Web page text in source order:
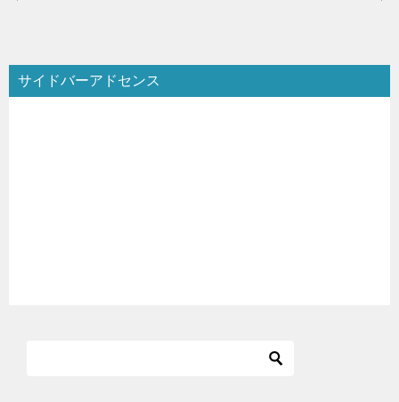
ビ
ゲ
サイドバーアドセンス